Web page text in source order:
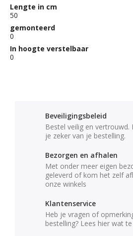
Lengte in cm
50
gemonteerd
0
In hoogte verstelbaar
0
Beveiligingsbeleid
Bestel veilig en vertrouwd.
je zeker van je bestelling.
Bezorgen en afhalen
Met onder meer eigen
geleverd of kom het zelf
onze winkels
Klantenservice
Heb je vragen of
bestelling? Lees hier wat